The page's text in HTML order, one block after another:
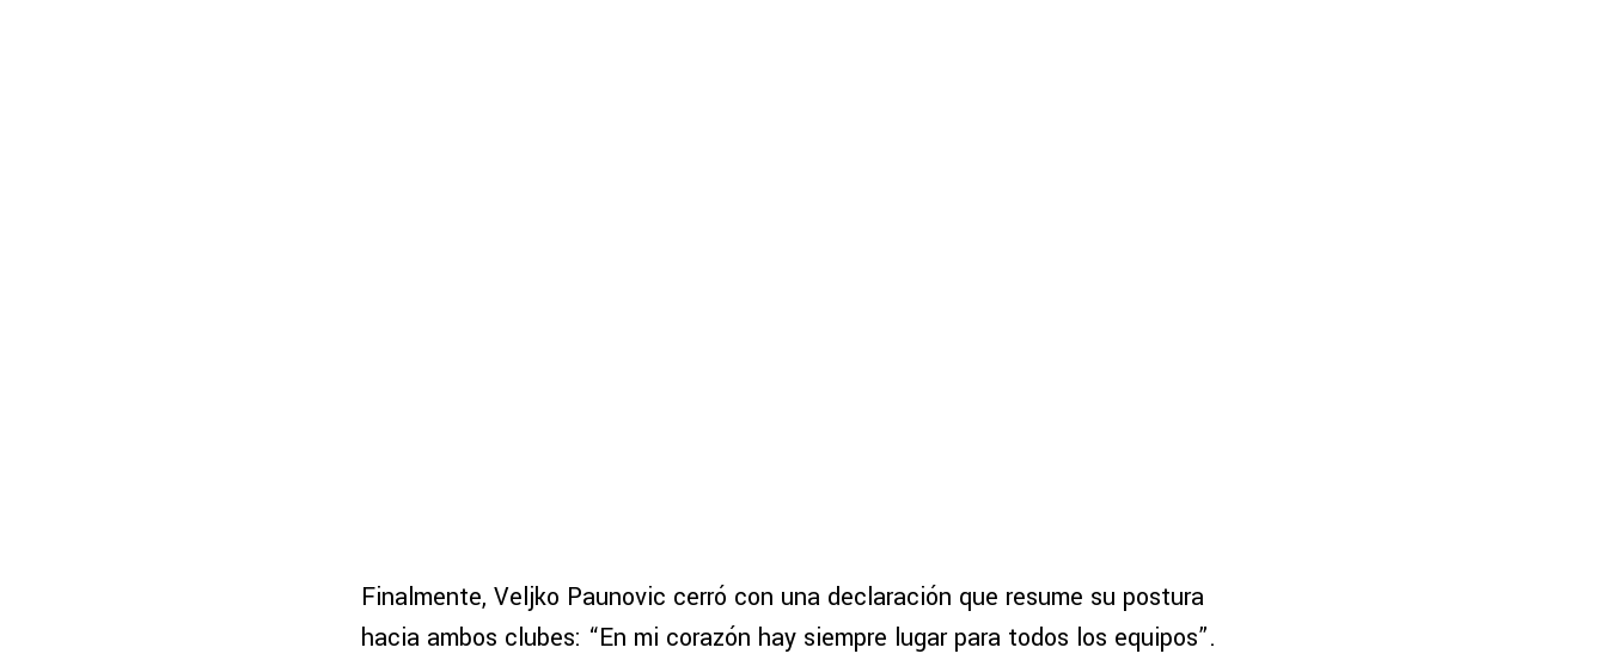
Finalmente, Veljko Paunovic cerró con una declaración que resume su postura
hacia ambos clubes: “En mi corazón hay siempre lugar para todos los equipos”.